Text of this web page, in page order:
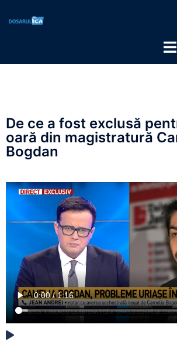
De ce a fost exclusă
oară din magistratură
Bogdan